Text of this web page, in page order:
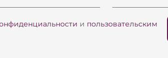
и пользовательским